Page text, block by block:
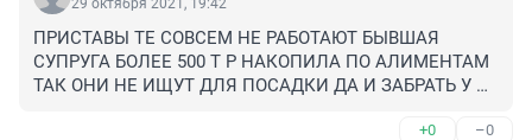
29 октября 2021, 19:42
ПРИСТАВЫ ТЕ СОВСЕМ НЕ РАБОТАЮТ БЫВШАЯ
СУПРУГА БОЛЕЕ 500 Т Р НАКОПИЛА ПО АЛИМЕНТАМ
ТАК ОНИ НЕ ИЩУТ ДЛЯ ПОСАДКИ ДА И ЗАБРАТЬ У
+0 –0